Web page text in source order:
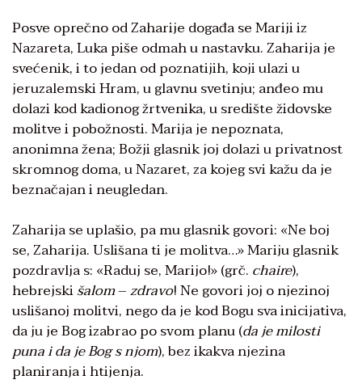
Posve oprečno od Zaharije događa se Mariji iz
Nazareta, Luka piše odmah u nastavku. Zaharija je
svećenik, i to jedan od poznatijih, koji ulazi u
jeruzalemski Hram, u glavnu svetinju; anđeo mu
dolazi kod kadionog žrtvenika, u središte židovske
molitve i pobožnosti. Marija je nepoznata,
anonimna žena; Božji glasnik joj dolazi u privatnost
skromnog doma, u Nazaret, za kojeg svi kažu da je
beznačajan i neugledan.
Zaharija se uplašio, pa mu glasnik govori: «Ne boj
se, Zaharija. Uslišana ti je molitva…» Mariju glasnik
pozdravlja s: «Raduj se, Marijo!» (grč. chaire),
hebrejskišalom–zdravo! Ne govori joj o njezinoj
uslišanoj molitvi, nego da je kod Bogu sva inicijativa,
da ju je Bog izabrao po svom planu (da je milosti
puna i da je Bog s njom), bez ikakva njezina
planiranja i htijenja.